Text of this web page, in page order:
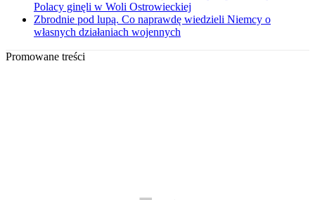
Polacy ginęli w Woli Ostrowieckiej
Zbrodnie pod lupą. Co naprawdę wiedzieli Niemcy o
własnych działaniach wojennych
Promowane treści